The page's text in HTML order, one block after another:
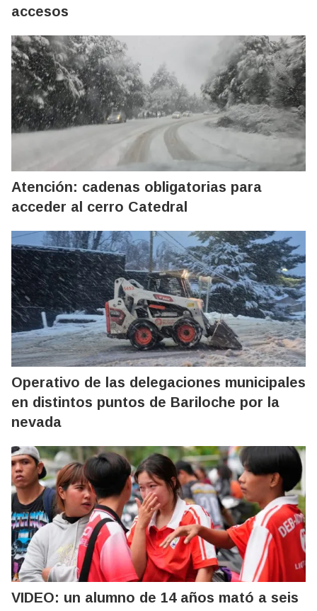
accesos
Atención: cadenas obligatorias para
acceder al cerro Catedral
Operativo de las delegaciones municipales
en distintos puntos de Bariloche por la
nevada
VIDEO: un alumno de 14 años mató a seis